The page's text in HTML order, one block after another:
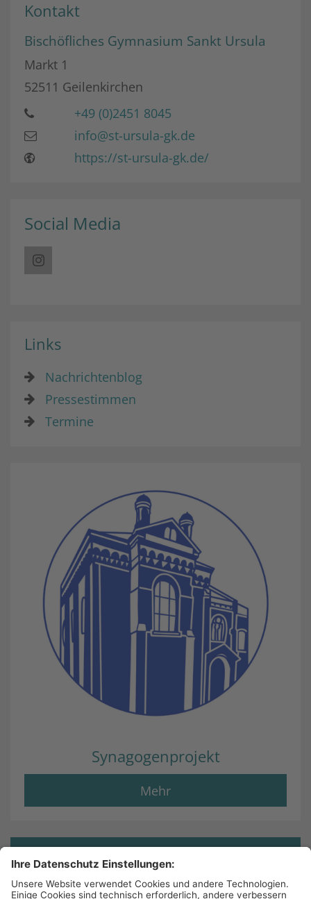
Kontakt
Bischöfliches Gymnasium Sankt Ursula
Markt 1
52511 Geilenkirchen
+49 (0)2451 8045
info@st-ursula-gk.de
https://st-ursula-gk.de/
Social Media
Links
Nachrichtenblog
Pressestimmen
Termine
Synagogenprojekt
Mehr